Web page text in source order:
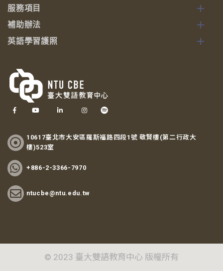
10617臺北市大安區羅斯福路四段1號 敬賢樓(第二行政大
樓)523室
+886-2-3366-7970
ntucbe@ntu.edu.tw
服務項目
補助辦法
英語學習護照
© 2023 臺大雙語教育中心 版權所有